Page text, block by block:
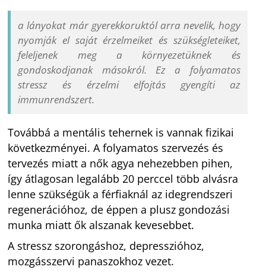
a lányokat már gyerekkoruktól arra nevelik, hogy
nyomják el saját érzelmeiket és szükségleteiket,
feleljenek meg a környezetüknek és
gondoskodjanak másokról. Ez a folyamatos
stressz és érzelmi elfojtás gyengíti az
immunrendszert.
Továbbá a mentális tehernek is vannak fizikai
következményei. A folyamatos szervezés és
tervezés miatt a nők agya nehezebben pihen,
így átlagosan legalább 20 perccel több alvásra
lenne szükségük a férfiaknál az idegrendszeri
regenerációhoz, de éppen a plusz gondozási
munka miatt ők alszanak kevesebbet.
A stressz szorongáshoz, depresszióhoz,
mozgásszervi panaszokhoz vezet.